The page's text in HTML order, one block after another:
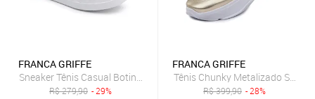
FRANCA GRIFFE
Sneaker Tênis Casual Botinha Feminina Cano Alto Sola Alta
R$279,90 - 29%
FRANCA GRIFFE
Tênis Chunky Metalizado
R$399,90 - 28%